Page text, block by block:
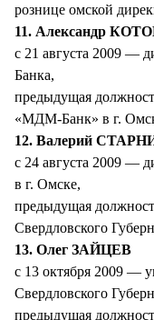
рознице омской
11. Александр
с 21 августа 2009 —
Банка,
предыдущая
«МДМ-Банк» в г.
12. Валерий
с 24 августа 2009 —
в г. Омске,
предыдущая
Свердловского
13. Олег ЗАЙЦЕВ
с 13 октября 2009 —
Свердловского
предыдущая